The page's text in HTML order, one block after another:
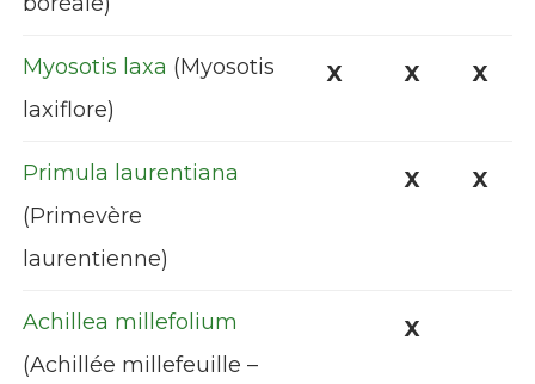
Myosotis laxa (Myosotis
laxiflore)
X X X
Primula laurentiana
(Primevère
laurentienne)
X X
Achillea millefolium
(Achillée millefeuille –
X